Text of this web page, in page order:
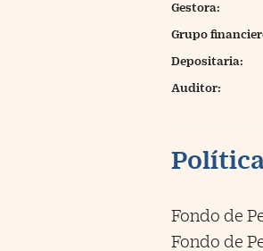
Gestora:
Grupo
Depositaria:
Auditor:
Fondo de
Fondo de